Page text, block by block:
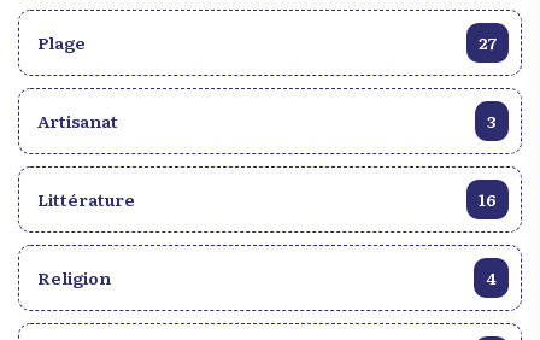
Plage 27
Artisanat 3
Littérature 16
Religion 4